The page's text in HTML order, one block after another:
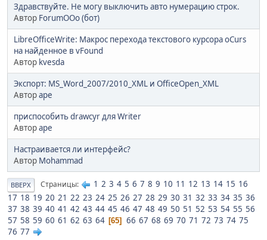
Здравствуйте. Не могу выключить авто нумерацию строк.
Автор ForumOOo (бот)
LibreOfficeWrite: Макрос перехода текстового курсора oCurs
на найденное в vFound
Автор kvesda
Экспорт: MS_Word_2007/2010_XML и OfficeOpen_XML
Авторape
приспособить drawcyr для Writer
Авторape
Настраивается ли интерфейс?
Автор Mohammad
ВВЕРХ Страницы 1 2 3 4 5 6 7 8 9 10 11 12 13 14 15 16
17 18 19 20 21 22 23 24 25 26 27 28 29 30 31 32 33 34 35 36
37 38 39 40 41 42 43 44 45 46 47 48 49 50 51 52 53 54 55 56
57 58 59 60 61 62 63 64 65 66 67 68 69 70 71 72 73 74 75
76 77